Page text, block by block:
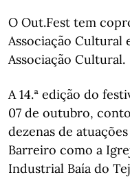
O Out.Fest tem
Associação Cultural
Associação Cultural.
A 14.ª edição do
07 de outubro,
dezenas de
Barreiro como a
Industrial Baía do